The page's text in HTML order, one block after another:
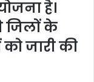
है।
जिलों के
जारी की